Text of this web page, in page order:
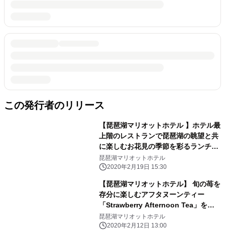
この発行者のリリース
【琵琶湖マリオットホテル 】ホテル最
上階のレストランで琵琶湖の眺望と共
に楽しむお花見の季節を彩るランチ
「SAKURA Lunch Box」を発売
琵琶湖マリオットホテル
2020年2月19日 15:30
【琵琶湖マリオットホテル】 旬の苺を
存分に楽しむアフタヌーンティー
「Strawberry Afternoon Tea」を発
売
琵琶湖マリオットホテル
2020年2月12日 13:00